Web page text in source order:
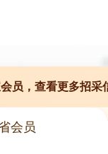
员，查看更多招采
会员